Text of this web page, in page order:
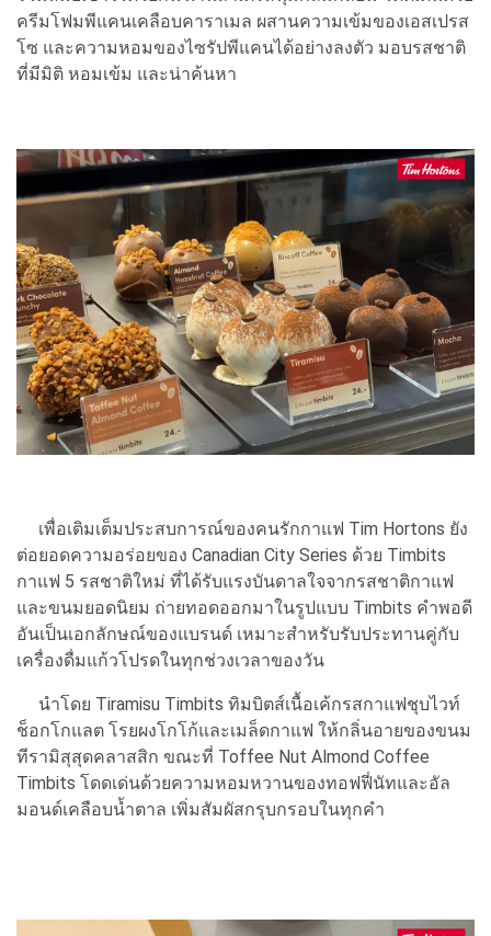
ครีมโฟมพีแคนเคลือบคาราเมล ผสานความเข้มของเอสเปรส
โซ และความหอมของไซรัปพีแคนได้อย่างลงตัว มอบรสชาติ
ที่มีมิติ หอมเข้ม และน่าค้นหา
เพื่อเติมเต็มประสบการณ์ของคนรักกาแฟ Tim Hortons ยัง
ต่อยอดความอร่อยของ Canadian City Series ด้วย Timbits
กาแฟ 5 รสชาติใหม่ ที่ได้รับแรงบันดาลใจจากรสชาติกาแฟ
และขนมยอดนิยม ถ่ายทอดออกมาในรูปแบบ Timbits คำพอดี
อันเป็นเอกลักษณ์ของแบรนด์ เหมาะสำหรับรับประทานคู่กับ
เครื่องดื่มแก้วโปรดในทุกช่วงเวลาของวัน
นำโดย Tiramisu Timbits ทิมบิตส์เนื้อเค้กรสกาแฟชุบไวท์
ช็อกโกแลต โรยผงโกโก้และเมล็ดกาแฟ ให้กลิ่นอายของขนม
ทีรามิสุสุดคลาสสิก ขณะที่ Toffee Nut Almond Coffee
Timbits โดดเด่นด้วยความหอมหวานของทอฟฟี่นัทและอัล
มอนด์เคลือบน้ำตาล เพิ่มสัมผัสกรุบกรอบในทุกคำ